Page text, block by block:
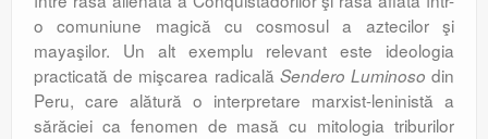
o comuniune magică cu cosmosul a aztecilor şi
mayaşilor. Un alt exemplu relevant este ideologia
practicată de mişcarea radicală Sendero Luminoso din
Peru, care alătură o interpretare marxist-leninistă a
sărăciei ca fenomen de masă cu mitologia triburilor